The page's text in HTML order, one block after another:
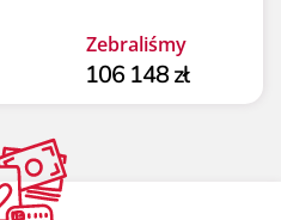
Zebraliśmy
106 148 zł